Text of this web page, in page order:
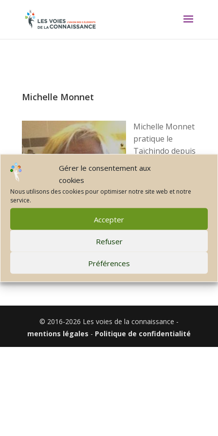
Gérer le consentement aux
cookies
Nous utilisons des cookies pour optimiser notre site web et notre
service.
Accepter
Refuser
Préférences
Michelle Monnet
Michelle Monnet
pratique le
Taïchindo depuis
fédération
française de
© 2016-2026 Les voies de la connaissance -
mentions légales - Politique de confidentialité